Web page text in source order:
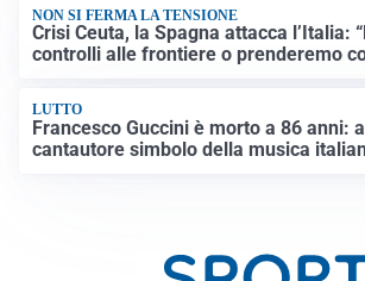
NON SI FERMA LA TENSIONE
Crisi Ceuta, la Spagna attacca l’Italia:
controlli alle frontiere o prenderemo
LUTTO
Francesco Guccini è morto a 86 anni:
cantautore simbolo della musica